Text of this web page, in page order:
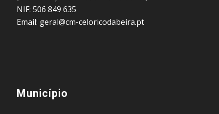
NIF: 506 849 635
Email: geral@cm-celoricodabeira.pt
Município